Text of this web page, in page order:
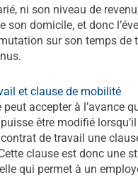
ni son niveau de
son domicile, et donc
sur son temps de
et clause de mobilité
peut accepter à l’avance
être modifié
de travail une
clause est donc une
qui permet à un